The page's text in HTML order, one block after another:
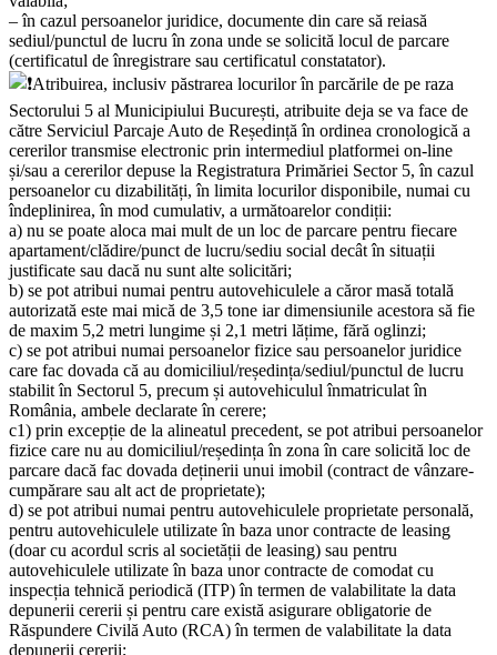
– în cazul persoanelor juridice, documente din care să reiasă
sediul/punctul de lucru în zona unde se solicită locul de parcare
(certificatul de înregistrare sau certificatul constatator).
Atribuirea, inclusiv păstrarea locurilor în parcările de pe raza
Sectorului 5 al Municipiului București, atribuite deja se va face de
către Serviciul Parcaje Auto de Reședință în ordinea cronologică a
cererilor transmise electronic prin intermediul platformei on-line
și/sau a cererilor depuse la Registratura Primăriei Sector 5, în cazul
persoanelor cu dizabilități, în limita locurilor disponibile, numai cu
îndeplinirea, în mod cumulativ, a următoarelor condiții:
a) nu se poate aloca mai mult de un loc de parcare pentru fiecare
apartament/clădire/punct de lucru/sediu social decât în situații
justificate sau dacă nu sunt alte solicitări;
b) se pot atribui numai pentru autovehiculele a căror masă totală
autorizată este mai mică de 3,5 tone iar dimensiunile acestora să fie
de maxim 5,2 metri lungime și 2,1 metri lățime, fără oglinzi;
c) se pot atribui numai persoanelor fizice sau persoanelor juridice
care fac dovada că au domiciliul/reședința/sediul/punctul de lucru
stabilit în Sectorul 5, precum și autovehiculul înmatriculat în
România, ambele declarate în cerere;
c1) prin excepție de la alineatul precedent, se pot atribui persoanelor
fizice care nu au domiciliul/reședința în zona în care solicită loc de
parcare dacă fac dovada deținerii unui imobil (contract de vânzare-
cumpărare sau alt act de proprietate);
d) se pot atribui numai pentru autovehiculele proprietate personală,
pentru autovehiculele utilizate în baza unor contracte de leasing
(doar cu acordul scris al societății de leasing) sau pentru
autovehiculele utilizate în baza unor contracte de comodat cu
inspecția tehnică periodică (ITP) în termen de valabilitate la data
depunerii cererii și pentru care există asigurare obligatorie de
Răspundere Civilă Auto (RCA) în termen de valabilitate la data
depunerii cererii;